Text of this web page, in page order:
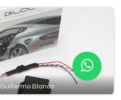
Blanco